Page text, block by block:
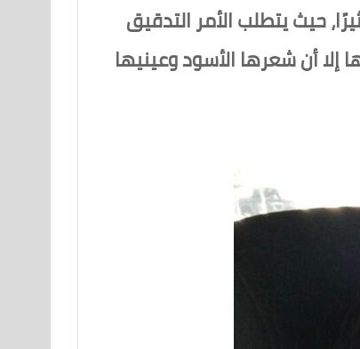
حيث يتطلب الأمر التدقيق
أن شعرها الأسود وعينيها